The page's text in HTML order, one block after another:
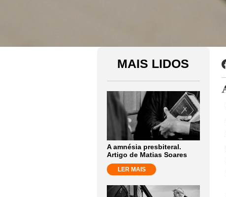
MAIS LIDOS
A amnésia presbiteral.
Artigo de Matias Soares
LER MAIS